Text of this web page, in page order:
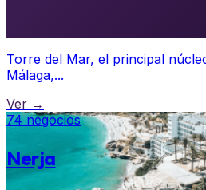
Torre del Mar, el principal
Málaga,...
Ver →
74 negocios
Nerja